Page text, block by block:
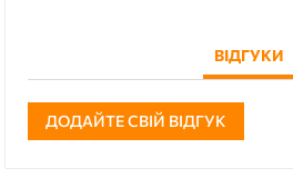
ВІДГУКИ
ДОДАЙТЕ СВІЙ ВІДГУК